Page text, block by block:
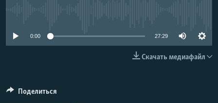
0:00 27:29
Скачать медиафайл
Поделиться